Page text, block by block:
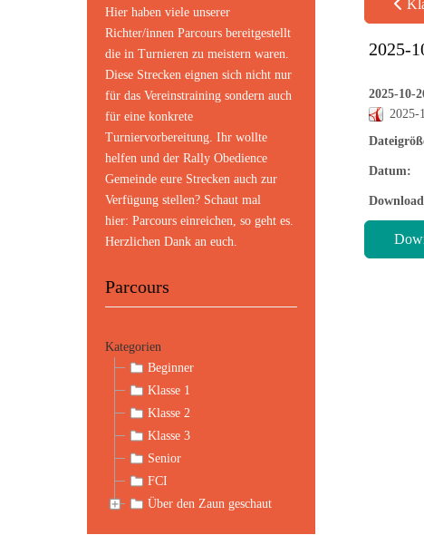
Hier haben viele unserer
Richter/innen Parcours bereitgestellt
die in Turnieren zu meistern waren.
Diese Strecken eignen sich nicht nur
für das Vereinstraining sondern auch
für eine konkrete
Turniervorbereitung. Ihr wollte
helfen und der Rally Obedience
Gemeinde eure Strecken auch zur
Verfügung stellen? Schaut mal
hier: Parcours einreichen , so geht es.
Herzlichen Dank an euch.
Parcours
Kategorien
Beginner
Klasse 1
Klasse 2
Klasse 3
Senior
FCI
Über den Zaun geschaut
2025-
2025-10-
2025-
Datum: